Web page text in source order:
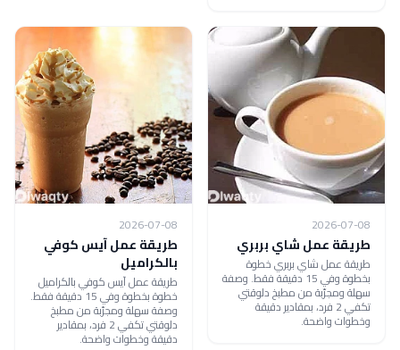
2026-07-08
طريقة عمل شاي بربري
طريقة عمل شاي بربري خطوة
بخطوة وفي 15 دقيقة فقط. وصفة
سهلة ومجرّبة من مطبخ دلوقتي
تكفي 2 فرد، بمقادير دقيقة
وخطوات واضحة.
2026-07-08
طريقة عمل آيس كوفي
بالكراميل
طريقة عمل آيس كوفي بالكراميل
خطوة بخطوة وفي 15 دقيقة فقط.
وصفة سهلة ومجرّبة من مطبخ
دلوقتي تكفي 2 فرد، بمقادير
دقيقة وخطوات واضحة.